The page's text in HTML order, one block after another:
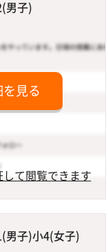
男子)
見る
て閲覧できます
男子)小4(女子)